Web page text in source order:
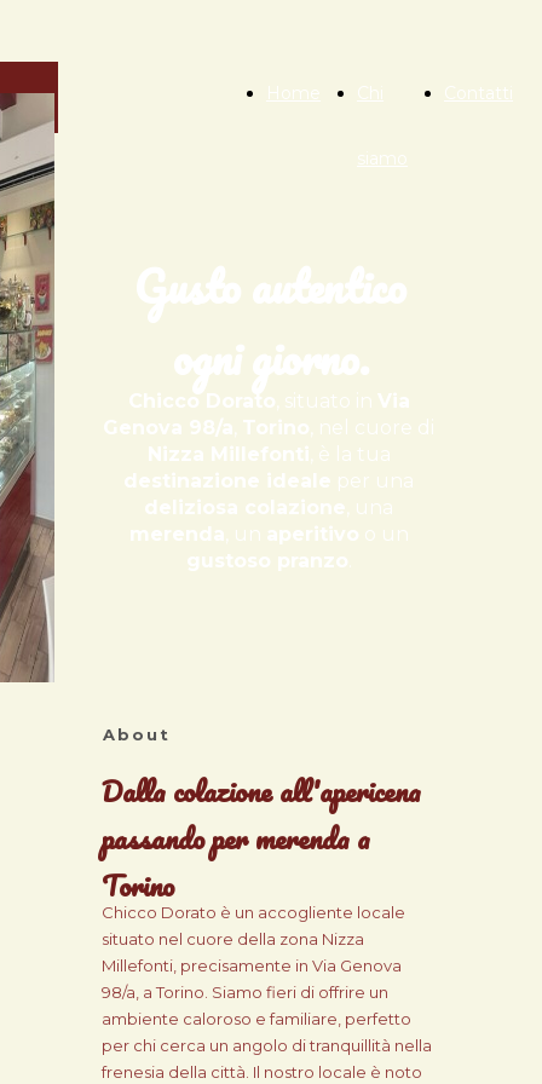
Home Chi
siamo
Contatti
Gusto autentico
ogni giorno.
Chicco Dorato, situato in Via
Genova 98/a, Torino, nel cuore di
Nizza Millefonti, è la tua
destinazione ideale per una
deliziosa colazione, una
merenda, un aperitivo o un
gustoso pranzo
About
Dalla colazione all'apericena
passando per merenda a
Torino
Chicco Dorato è un accogliente locale
situato nel cuore della zona Nizza
Millefonti, precisamente in Via Genova
98/a, a Torino. Siamo fieri di offrire un
ambiente caloroso e familiare, perfetto
per chi cerca un angolo di tranquillità nella
frenesia della città. Il nostro locale è noto